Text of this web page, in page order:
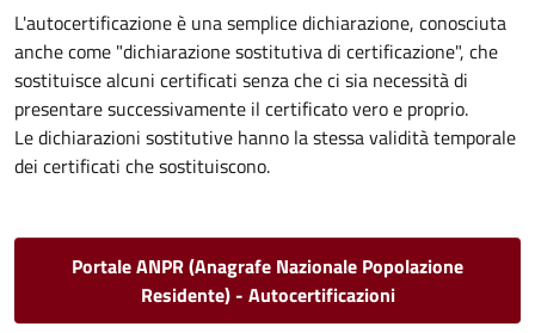
L'autocertificazione è una semplice dichiarazione, conosciuta
anche come "dichiarazione sostitutiva di certificazione", che
sostituisce alcuni certificati senza che ci sia necessità di
presentare successivamente il certificato vero e proprio.
Le dichiarazioni sostitutive hanno la stessa validità temporale
dei certificati che sostituiscono.
Portale ANPR (Anagrafe Nazionale Popolazione
Residente) - Autocertificazioni